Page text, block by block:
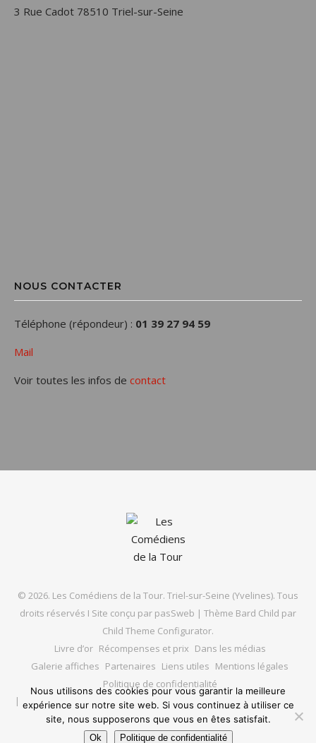
3 Rue Cadot 78510 Triel-sur-Seine
NOUS CONTACTER
Téléphone (répondeur) : 01 39 27 94 59
Mail
Voir toutes les infos de contact
© 2026. Les Comédiens de la Tour. Triel-sur-Seine (Yvelines). Tous
droits réservés I Site conçu par pasSweb | Thème Bard Child par
Child Theme Configurator.
Livre d’or Récompenses et prix Dans les médias
Galerie affiches Partenaires Liens utiles Mentions légales
Politique de confidentialité
Nous utilisons des cookies pour vous garantir la meilleure
expérience sur notre site web. Si vous continuez à utiliser ce
site, nous supposerons que vous en êtes satisfait.
Ok Politique de confidentialité